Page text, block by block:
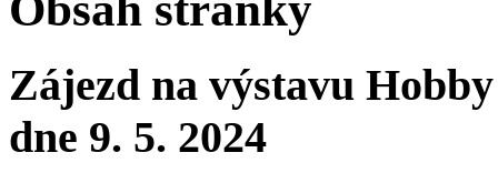
Zájezd na výstavu
dne 9. 5. 2024